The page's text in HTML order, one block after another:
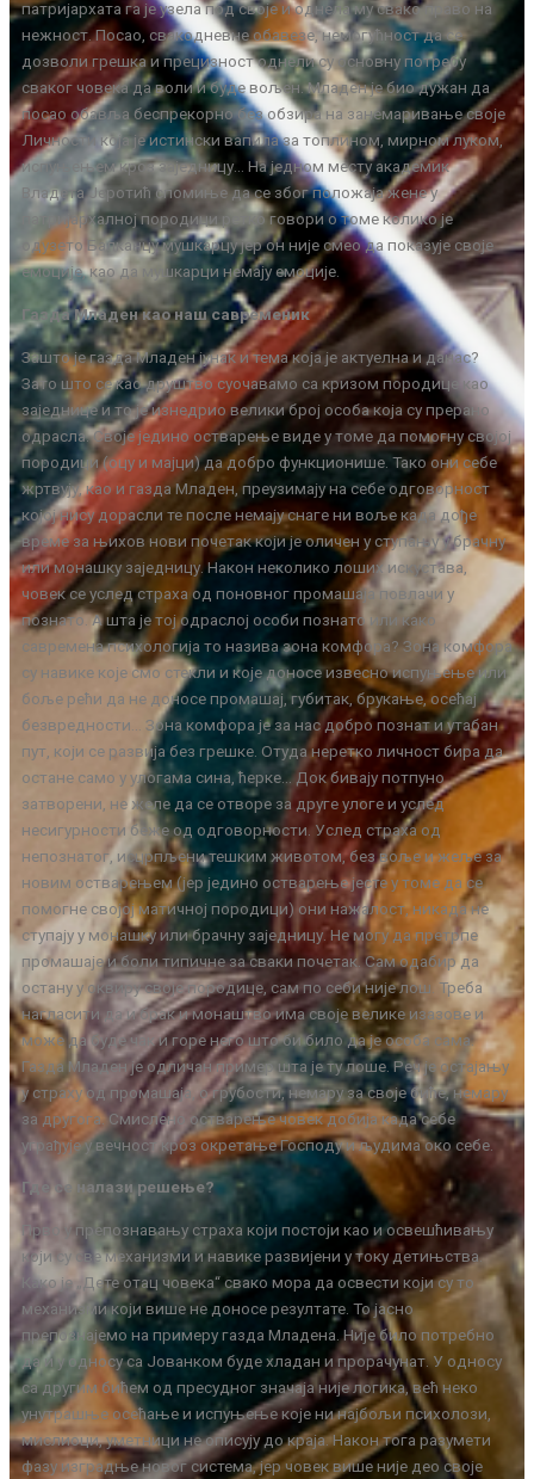
патријархата га је узела под своје и однела му свако право на
нежност. Посао, свакодневне обавезе, немогућност да се
дозволи грешка и прецизност однели су основну потребу
сваког човека да воли и буде вољен. Младен је био дужан да
посао обавља беспрекорно без обзира на занемаривање своје
Личности која је истински вапила за топлином, мирном луком,
испуњењем кроз заједницу… На једном месту академик
Владета Јеротић спомиње да се због положаја жене у
патријархалној породици ретко говори о томе колико је
одузето Балканцу мушкарцу јер он није смео да показује своје
емоције, као да мушкарци немају емоције.
Газда Младен као наш савременик
Зашто је газда Младен јунак и тема која је актуелна и данас?
Зато што се као друштво суочавамо са кризом породице као
заједнице и то је изнедрио велики број особа која су прерано
одрасла. Своје једино остварење виде у томе да помогну својој
породици (оцу и мајци) да добро функционише. Тако они себе
жртвују, као и газда Младен, преузимају на себе одговорност
којој нису дорасли те после немају снаге ни воље када дође
време за њихов нови почетак који је оличен у ступању у брачну
или монашку заједницу. Након неколико лоших искустава,
човек се услед страха од поновног промашаја повлачи у
познато. А шта је тој одраслој особи познато или како
савремена психологија то назива зона комфора? Зона комфора
су навике које смо стекли и које доносе извесно испуњење или
боље рећи да не доносе промашај, губитак, брукање, осећај
безвредности… Зона комфора је за нас добро познат и утабан
пут, који се развија без грешке. Отуда неретко личност бира да
остане само у улогама сина, ћерке… Док бивају потпуно
затворени, не желе да се отворе за друге улоге и услед
несигурности беже од одговорности. Услед страха од
непознатог, исцрпљени тешким животом, без воље и жеље за
новим остварењем (јер једино остварење јесте у томе да се
помогне својој матичној породици) они нажалост, никада не
ступају у монашку или брачну заједницу. Не могу да претрпе
промашаје и боли типичне за сваки почетак. Сам одабир да
остану у оквиру своје породице, сам по себи није лош. Треба
нагласити да и брак и монаштво има своје велике изазове и
може да буде чак и горе него што би било да је особа сама.
Газда Младен је одличан пример шта је ту лоше. Реч је остајању
у страху од промашаја, о грубости, немару за своје биће, немару
за другога. Смислено остварење човек добија када себе
уграђује у вечност кроз окретање Господу и људима око себе.
Где се налази решење?
Прво у препознавању страха који постоји као и освешћивању
који су све механизми и навике развијени у току детињства.
Како је „Дете отац човека“ свако мора да освести који су то
механизми који више не доносе резултате. То јасно
препознајемо на примеру газда Младена. Није било потребно
да и у односу са Јованком буде хладан и прорачунат. У односу
са другим бићем од пресудног значаја није логика, већ неко
унутрашње осећање и испуњење које ни најбољи психолози,
мислиоци, уметници не описују до краја. Након тога разумети
фазу изградње новог система, јер човек више није део своје